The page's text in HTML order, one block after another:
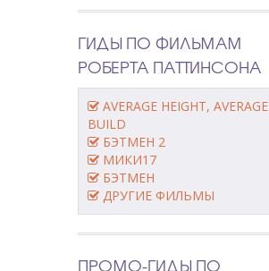
ГИДЫ ПО ФИЛЬМАМ
РОБЕРТА ПАТТИНСОНА
AVERAGE HEIGHT, AVERAGE
BUILD
БЭТМЕН 2
МИКИ17
БЭТМЕН
ДРУГИЕ ФИЛЬМЫ
ПРОМО-ГИДЫ ПО